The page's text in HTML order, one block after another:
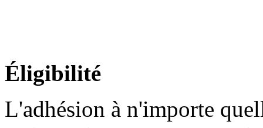
Éligibilité
L'adhésion à n'importe